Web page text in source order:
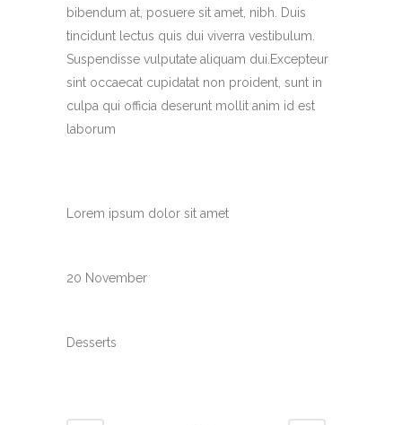
bibendum at, posuere sit amet, nibh. Duis
tincidunt lectus quis dui viverra vestibulum.
Suspendisse vulputate aliquam dui.Excepteur
sint occaecat cupidatat non proident, sunt in
culpa qui officia deserunt mollit anim id est
laborum
Lorem ipsum dolor sit amet
20 November
Desserts